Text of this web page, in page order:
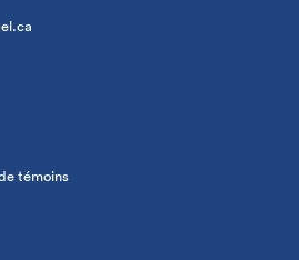
témoins